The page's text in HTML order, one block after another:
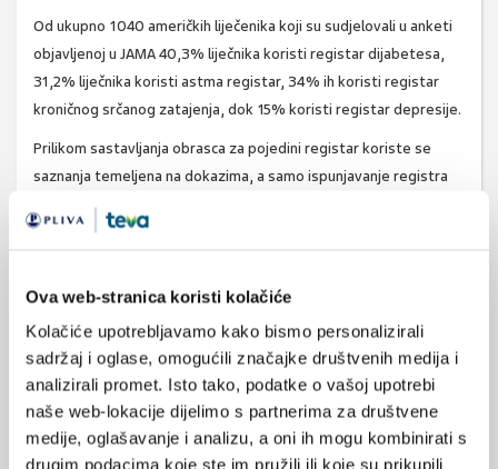
Ova web-stranica koristi kolačiće
Kolačiće upotrebljavamo kako bismo personalizirali
sadržaj i oglase, omogućili značajke društvenih medija i
analizirali promet. Isto tako, podatke o vašoj upotrebi
naše web-lokacije dijelimo s partnerima za društvene
medije, oglašavanje i analizu, a oni ih mogu kombinirati s
drugim podacima koje ste im pružili ili koje su prikupili
Od ukupno 1040 američkih liječenika koji su sudjelovali u anketi
objavljenoj u JAMA 40,3% liječnika koristi registar dijabetesa,
31,2% liječnika koristi astma registar, 34% ih koristi registar
kroničnog srčanog zatajenja, dok 15% koristi registar depresije.
Prilikom sastavljanja obrasca za pojedini registar koriste se
saznanja temeljena na dokazima, a samo ispunjavanje registra
ima ulogu smjernica za liječenje ili dijagnostiku određene bolesti.
Regis­tri su od posebne koristi u evaluaciji sigurnosti pojedinih
populacija.
Jedan od najboljih primjera značaja registra je Švedski registar
endoproteza (kukova i koljena) na temelju kojega je donešena
odluka o povlačenju određenih endoproteza iz upotebe mnogo
ranije nego u zemljama bez registra. U sustavima bez registra
zamjena endoproteze bila je dvostruko učestalija, a troškovi
liječenja multiplicirani. Stoga su pojedina osiguravajuća društva